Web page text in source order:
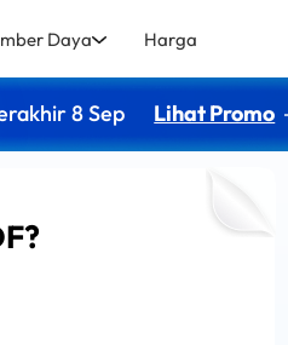
Daya Harga
8 Sep Lihat Promo